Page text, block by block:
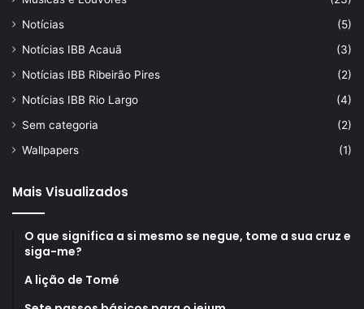
Notícias
(5)
Notícias IBB Acauã
(3)
Notícias IBB Ribeirão Pires
(2)
Notícias IBB Rio Largo
(4)
Sem categoria
(2)
Wallpapers
(1)
Mais Visualizados
O que significa a si mesmo se negue, tome a sua cruz e
siga-me?
A lição de Tomé